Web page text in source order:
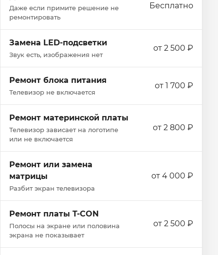
Даже если примите решение не
ремонтировать
Бесплатно
Замена LED-подсветки
Звук есть, изображения нет
от 2 500 ₽
Ремонт блока питания
Телевизор не включается
от 1 700 ₽
Ремонт материнской платы
Телевизор зависает на логотипе
или не включается
от 2 800 ₽
Ремонт или замена
матрицы
Разбит экран телевизора
от 4 000 ₽
Ремонт платы T-CON
Полосы на экране или половина
экрана не показывает
от 2 500 ₽